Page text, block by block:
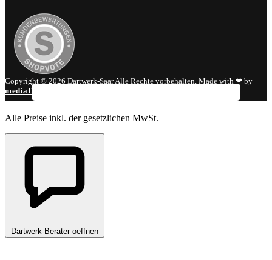
Copyright © 2026 Dartwerk-Saar Alle Rechte vorbehalten. Made with ❤ by
mediaDIV
Alle Preise inkl. der gesetzlichen MwSt.
Dartwerk-Berater oeffnen